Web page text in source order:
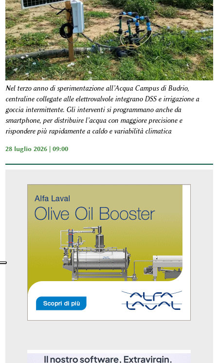
Nel terzo anno di sperimentazione all’Acqua Campus di Budrio,
centraline collegate alle elettrovalvole integrano DSS e irrigazione a
goccia intermittente. Gli interventi si programmano anche da
smartphone, per distribuire l’acqua con maggiore precisione e
rispondere più rapidamente a caldo e variabilità climatica
28 luglio 2026 | 09:00